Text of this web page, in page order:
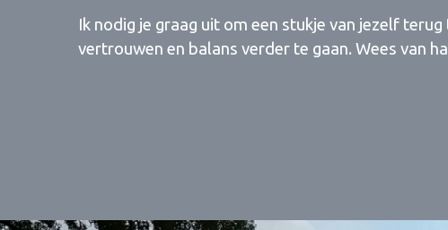
Ik nodig je graag uit om een stukje van jezelf
vertrouwen en balans verder te gaan. Wees van